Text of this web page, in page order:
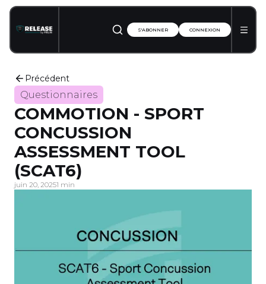
S'ABONNER CONNEXION
Précédent
Questionnaires
COMMOTION - SPORT
CONCUSSION
ASSESSMENT TOOL
(SCAT6)
juin 20, 20251 min